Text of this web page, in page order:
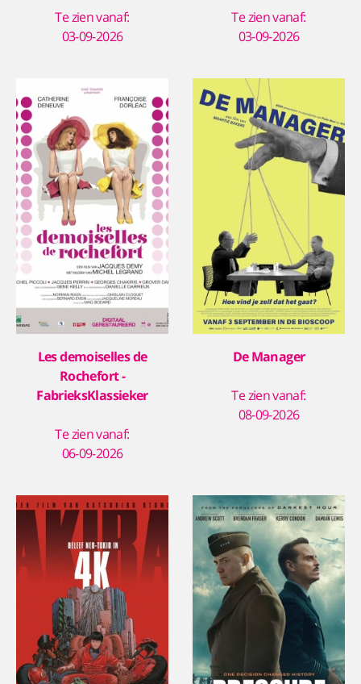
Te zien vanaf:
03-09-2026
Te zien vanaf:
03-09-2026
Les demoiselles de
Rochefort -
FabrieksKlassieker
Te zien vanaf:
06-09-2026
De Manager
Te zien vanaf:
08-09-2026